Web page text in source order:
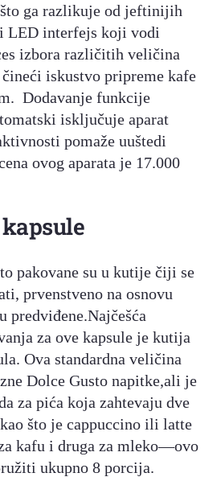
ga razlikuje od jeftinijih
LED interfejs koji vodi
izbora različitih veličina
iskustvo pripreme kafe
Dodavanje funkcije
isključuje aparat
pomaže uuštedi
ovog aparata je 17.000
pakovane su u kutije čiji se
prvenstveno na osnovu
predviđene.Najčešća
za ove kapsule je kutija
Ova standardna veličina
Dolce Gusto napitke,ali je
za pića koja zahtevaju dve
što je cappuccino ili latte
kafu i druga za mleko—ovo
ukupno 8 porcija.